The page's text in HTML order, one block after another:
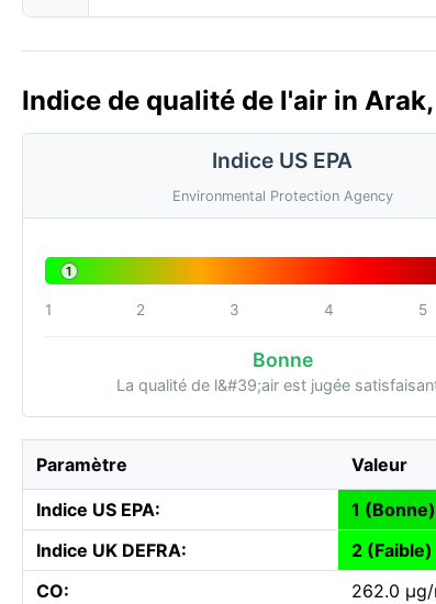
Indice de qualité de l'air in
Indice US EPA
Environmental Protection Agency
1
1 2 3 4 5
Bonne
La qualité de l&#39;air est jugée
Paramètre Valeur
Indice US EPA:
1 (Bonne)
Indice UK DEFRA:
2 (Faible)
CO:
262.0 µg/